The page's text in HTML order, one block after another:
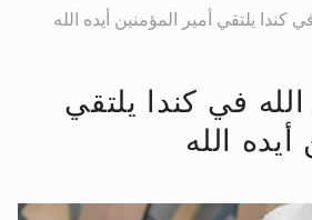
هامّ لأفراد الجماعة >> المزيد
الكتاب وتعرّف على حقيقة
كندا يلتقي أمير المؤمنين أيده الله
في كندا يلتقي
أيده الله